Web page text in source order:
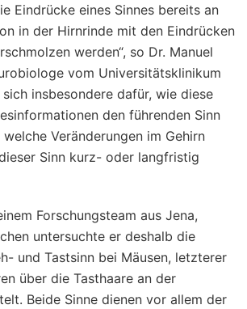
Eindrücke eines Sinnes bereits an
in der Hirnrinde mit den Eindrücken
werden“, so Dr. Manuel
vom Universitätsklinikum
insbesondere dafür, wie diese
den führenden Sinn
Veränderungen im Gehirn
Sinn kurz- oder langfristig
Forschungsteam aus Jena,
untersuchte er deshalb die
und Tastsinn bei Mäusen, letzterer
über die Tasthaare an der
Beide Sinne dienen vor allem der